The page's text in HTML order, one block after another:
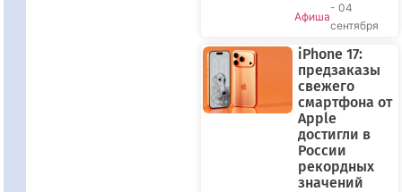
Афиша
- 04
сентября
iPhone 17:
предзаказы
свежего
смартфона от
Apple
достигли в
России
рекордных
значений